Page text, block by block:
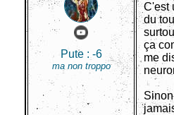
Pute : -6
ma non troppo
C'est
du
ça
me